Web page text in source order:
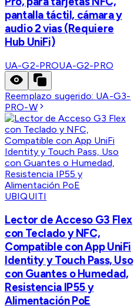
pantalla táctil, cámara y
audio 2 vias (Requiere
Hub UniFi)
UA-G2-PROUA-G2-PRO
Reemplazo sugerido: UA-G3-
PRO-W
UBIQUITI
Lector de Acceso G3 Flex
con Teclado y NFC,
Compatible con App UniFi
Identity y Touch Pass, Uso
con Guantes o Humedad,
Resistencia IP55 y
Alimentación PoE